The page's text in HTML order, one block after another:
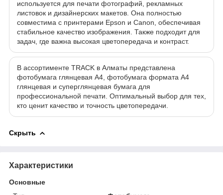
используется для печати фотографий, рекламных
листовок и дизайнерских макетов. Она полностью
совместима с принтерами Epson и Canon, обеспечивая
стабильное качество изображения. Также подходит для
задач, где важна высокая цветопередача и контраст.
В ассортименте TRACK в Алматы представлена
фотобумага глянцевая A4, фотобумага формата A4
глянцевая и суперглянцевая бумага для
профессиональной печати. Оптимальный выбор для тех,
кто ценит качество и точность цветопередачи.
Скрыть
Характеристики
Основные